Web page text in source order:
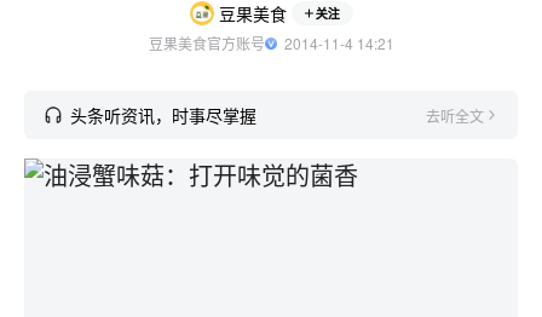
豆果美食 关注
豆果美食官方账号
  2014-11-4 14:21
头条听资讯，时事尽掌握 去听全文